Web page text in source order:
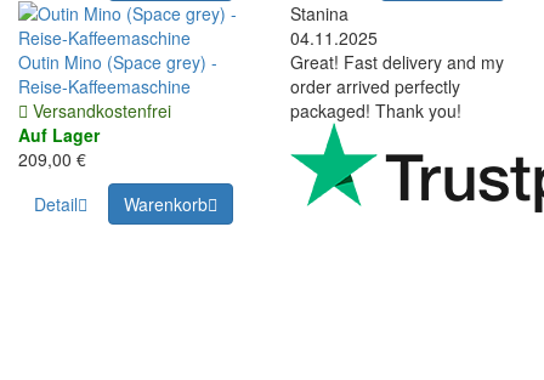
Outin Mino (Space grey) -
Reise-Kaffeemaschine
Versandkostenfrei
Auf Lager
209,00 €
Detail
Warenkorb
Stanina
04.11.2025
Great! Fast delivery and my
order arrived perfectly
packaged! Thank you!